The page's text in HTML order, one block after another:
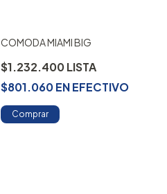
COMODA MIAMI BIG
$1.232.400
$801.060ENEFECTIVO
Comprar